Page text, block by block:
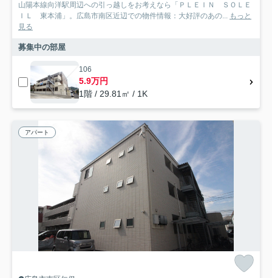
山陽本線向洋駅周辺への引っ越しをお考えなら「ＰＬＥＩＮ ＳＯＬＥ
ＩＬ 東本浦」。広島市南区近辺での物件情報：大好評のあの... もっと
見る
募集中の部屋
106
5.9万円
1階 / 29.81㎡ / 1K
アパート